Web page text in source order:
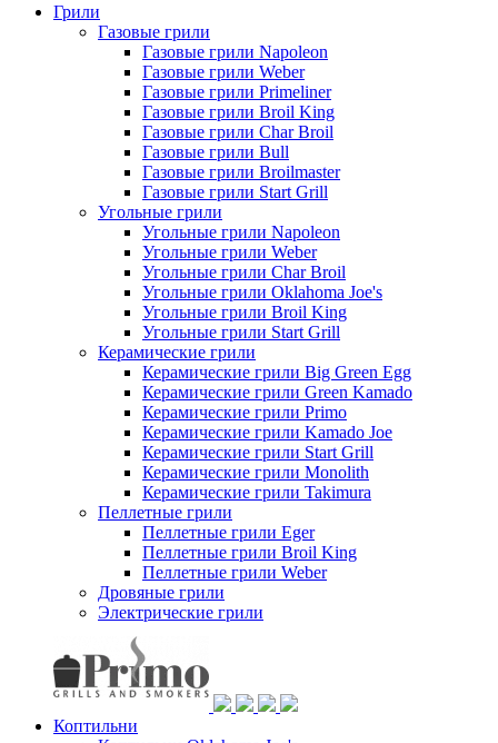
Грили
Газовые грили
Газовые грили Napoleon
Газовые грили Weber
Газовые грили Primeliner
Газовые грили Broil King
Газовые грили Char Broil
Газовые грили Bull
Газовые грили Broilmaster
Газовые грили Start Grill
Угольные грили
Угольные грили Napoleon
Угольные грили Weber
Угольные грили Char Broil
Угольные грили Oklahoma Joe's
Угольные грили Broil King
Угольные грили Start Grill
Керамические грили
Керамические грили Big Green Egg
Керамические грили Green Kamado
Керамические грили Primo
Керамические грили Kamado Joe
Керамические грили Start Grill
Керамические грили Monolith
Керамические грили Takimura
Пеллетные грили
Пеллетные грили Eger
Пеллетные грили Broil King
Пеллетные грили Weber
Дровяные грили
Электрические грили
Коптильни